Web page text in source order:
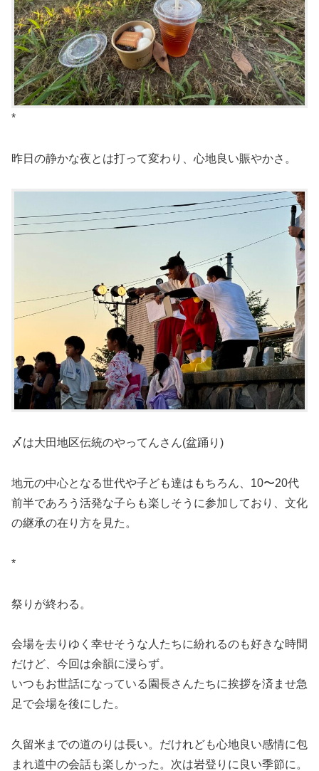
*
昨日の静かな夜とは打って変わり、心地良い賑やかさ。
〆は大田地区伝統のやってんさん(盆踊り)
地元の中心となる世代や子ども達はもちろん、10〜20代
前半であろう活発な子らも楽しそうに参加しており、文化
の継承の在り方を見た。
*
祭りが終わる。
会場を去りゆく幸せそうな人たちに紛れるのも好きな時間
だけど、今回は余韻に浸らず。
いつもお世話になっている園長さんたちに挨拶を済ませ急
足で会場を後にした。
久留米までの道のりは長い。だけれども心地良い感情に包
まれ道中の会話も楽しかった。次は岩登りに良い季節に。